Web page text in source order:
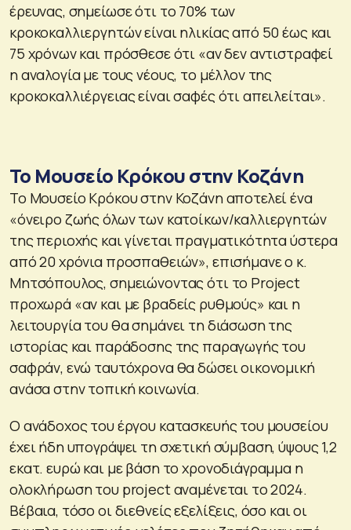
έρευνας, σημείωσε ότι το 70% των
κροκοκαλλιεργητών είναι ηλικίας από 50 έως και
75 χρόνων και πρόσθεσε ότι «αν δεν αντιστραφεί
η αναλογία με τους νέους, το μέλλον της
κροκοκαλλιέργειας είναι σαφές ότι απειλείται».
Το Μουσείο Κρόκου στην Κοζάνη
Το Μουσείο Κρόκου στην Κοζάνη αποτελεί ένα
«όνειρο ζωής όλων των κατοίκων/καλλιεργητών
της περιοχής και γίνεται πραγματικότητα ύστερα
από 20 χρόνια προσπαθειών», επισήμανε ο κ.
Μητσόπουλος, σημειώνοντας ότι το Project
προχωρά «αν και με βραδείς ρυθμούς» και η
λειτουργία του θα σημάνει τη διάσωση της
ιστορίας και παράδοσης της παραγωγής του
σαφράν, ενώ ταυτόχρονα θα δώσει οικονομική
ανάσα στην τοπική κοινωνία.
Ο ανάδοχος του έργου κατασκευής του μουσείου
έχει ήδη υπογράψει τη σχετική σύμβαση, ύψους 1,2
εκατ. ευρώ και με βάση το χρονοδιάγραμμα η
ολοκλήρωση του project αναμένεται το 2024.
Βέβαια, τόσο οι διεθνείς εξελίξεις, όσο και οι